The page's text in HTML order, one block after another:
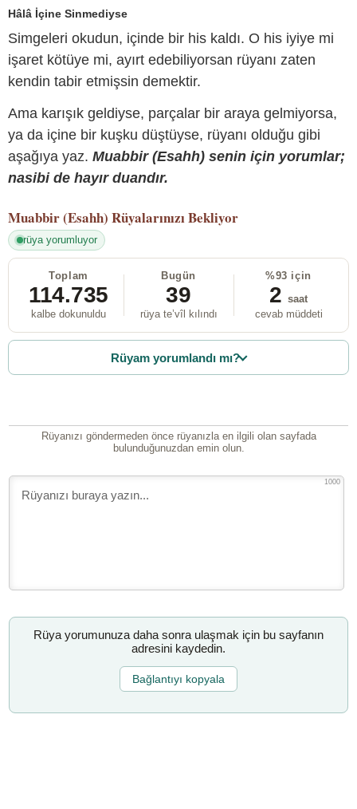
Hâlâ İçine Sinmediyse
Simgeleri okudun, içinde bir his kaldı. O his iyiye mi
işaret kötüye mi, ayırt edebiliyorsan rüyanı zaten
kendin tabir etmişsin demektir.
Ama karışık geldiyse, parçalar bir araya gelmiyorsa,
ya da içine bir kuşku düştüyse, rüyanı olduğu gibi
aşağıya yaz. Muabbir (Esahh) senin için yorumlar;
nasibi de hayır duandır.
Muabbir (Esahh) Rüyalarınızı Bekliyor
rüya yorumluyor
Toplam
114.735
kalbe dokunuldu
Bugün
39
rüya te’vîl kılındı
%93 için
2 saat
cevab müddeti
Rüyam yorumlandı mı?
Rüyanızı göndermeden önce rüyanızla en ilgili olan sayfada
bulunduğunuzdan emin olun.
1000
Rüya yorumunuza daha sonra ulaşmak için bu sayfanın
adresini kaydedin.
Bağlantıyı kopyala